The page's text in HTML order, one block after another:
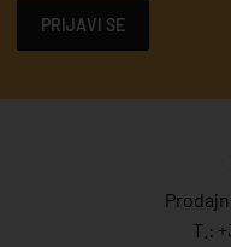
PRIJAVI SE
T.: